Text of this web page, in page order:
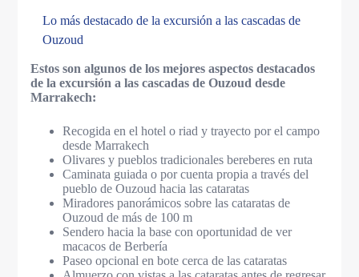
Lo más destacado de la excursión a las cascadas de
Ouzoud
Estos son algunos de los mejores aspectos destacados
de la excursión a las cascadas de Ouzoud desde
Marrakech:
Recogida en el hotel o riad y trayecto por el campo
desde Marrakech
Olivares y pueblos tradicionales bereberes en ruta
Caminata guiada o por cuenta propia a través del
pueblo de Ouzoud hacia las cataratas
Miradores panorámicos sobre las cataratas de
Ouzoud de más de 100 m
Sendero hacia la base con oportunidad de ver
macacos de Berbería
Paseo opcional en bote cerca de las cataratas